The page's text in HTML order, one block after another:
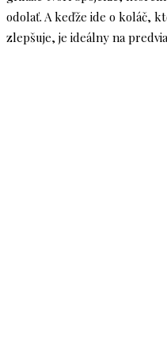
odolať. A keďže ide o koláč,
zlepšuje, je ideálny na